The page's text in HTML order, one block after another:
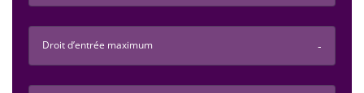
Droit d’entrée maximum -